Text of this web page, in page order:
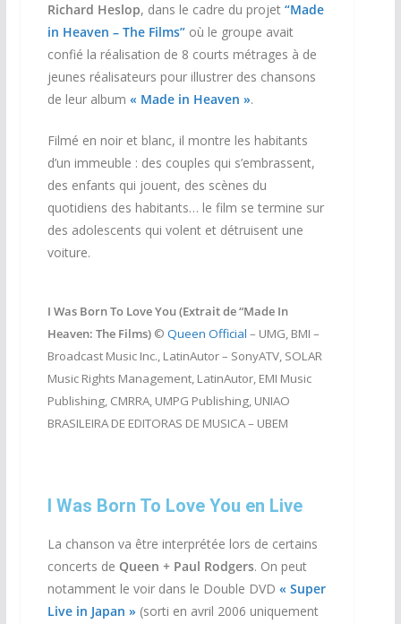
Richard Heslop, dans le cadre du projet “Made
in Heaven – The Films”où le groupe avait
confié la réalisation de 8 courts métrages à de
jeunes réalisateurs pour illustrer des chansons
de leur album « Made in Heaven ».
Filmé en noir et blanc, il montre les habitants
d’un immeuble : des couples qui s’embrassent,
des enfants qui jouent, des scènes du
quotidiens des habitants… le film se termine sur
des adolescents qui volent et détruisent une
voiture.
I Was Born To Love You (Extrait de “Made In
Heaven: The Films)© Queen Official – UMG, BMI –
Broadcast Music Inc., LatinAutor – SonyATV, SOLAR
Music Rights Management, LatinAutor, EMI Music
Publishing, CMRRA, UMPG Publishing, UNIAO
BRASILEIRA DE EDITORAS DE MUSICA – UBEM
I Was Born To Love You en Live
La chanson va être interprétée lors de certains
concerts de Queen + Paul Rodgers. On peut
notamment le voir dans le Double DVD « Super
Live in Japan » (sorti en avril 2006 uniquement